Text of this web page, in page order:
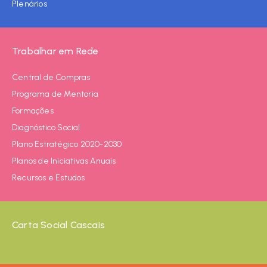
Plenários
Trabalhar em Rede
Central de Compras
Programa de Mentoria
Formações
Diagnóstico Social
Plano Estratégico 2020-2030
Planos de Iniciativas Anuais
Recursos e Estudos
Carta Social Cascais